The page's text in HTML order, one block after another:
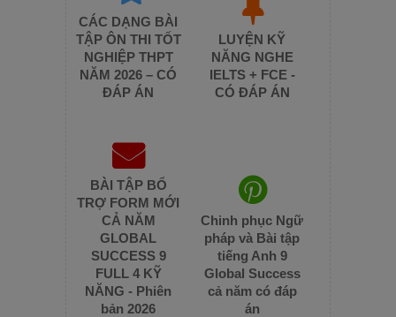
CÁC DẠNG BÀI
TẬP ÔN THI TỐT
NGHIỆP THPT
NĂM 2026 – CÓ
ĐÁP ÁN
LUYỆN KỸ
NĂNG NGHE
IELTS + FCE -
CÓ ĐÁP ÁN
BÀI TẬP BỔ
TRỢ FORM MỚI
CẢ NĂM
GLOBAL
SUCCESS 9
FULL 4 KỸ
NĂNG - Phiên
bản 2026
Chinh phục Ngữ
pháp và Bài tập
tiếng Anh 9
Global Success
cả năm có đáp
án